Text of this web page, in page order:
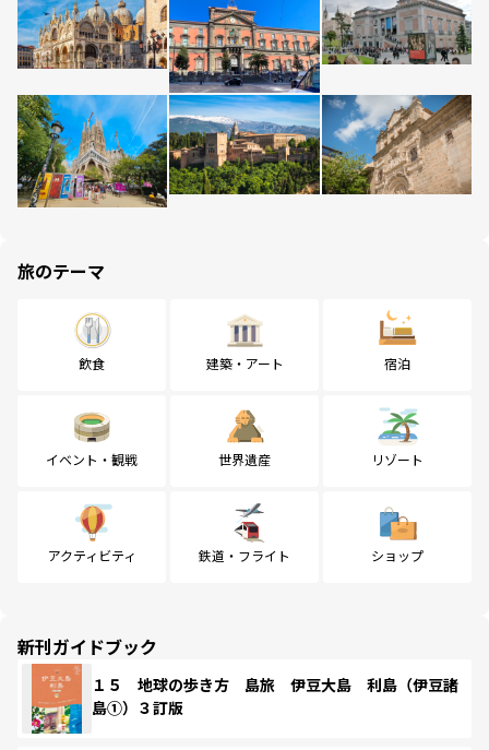
旅のテーマ
飲食 建築・アート 宿泊
イベント・観戦 世界遺産 リゾート
アクティビティ 鉄道・フライト ショップ
新刊ガイドブック
１５ 地球の歩き方 島旅 伊豆大島 利島（伊豆諸
島①）３訂版